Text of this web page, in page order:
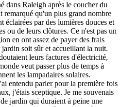
dans Raleigh après le coucher du
remarqué qu'un plus grand nombre
éclairées par des lumières douces et
ou de leurs clôtures. Ce n'est pas un
en ont assez de payer des frais
soit sûr et accueillant la nuit.
leurs factures d'électricité,
veut passer plus de temps à
les lampadaires solaires.
entendu parler pour la première fois
j'étais sceptique. Je me souvenais
jardin qui duraient à peine une